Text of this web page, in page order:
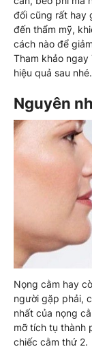
đối cũng rất hay
đến thẩm mỹ,
cách nào để
Tham khảo ngay
hiệu quả sau nhé.
Nguyên
Nọng cằm hay
người gặp phải,
nhất của nọng
mỡ tích tụ thành
chiếc cằm thứ 2.